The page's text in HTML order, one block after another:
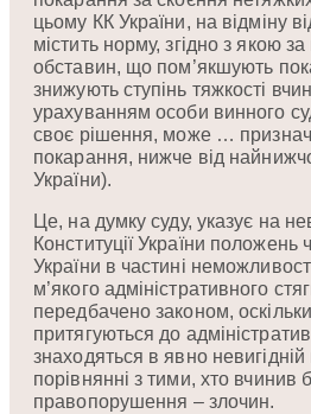
цьому КК України, на відміну
містить норму, згідно з якою за
обставин, що пом’якшують
знижують ступінь тяжкості
урахуванням особи винного
своє рішення, може …
покарання, нижче від
України).
Це, на думку суду, указує на
Конституції України положень
України в частині
м’якого адміністративного
передбачено законом,
притягуються до
знаходяться в явно невигідній
порівнянні з тими, хто вчинив
правопорушення – злочин.